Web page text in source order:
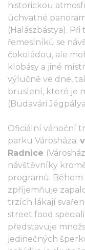
historickou
úchvatné
(Halászbástya).
řemeslníků se
čokoládou, ale
klobásy a jiné
výlučně ve dne,
bruslení, které je
(Budavári
Oficiální vánoční
parku Városháza:
Radnice
návštěvníky
programů.
zpříjemňuje
trzích lákají
street food
představuje
jedinečných